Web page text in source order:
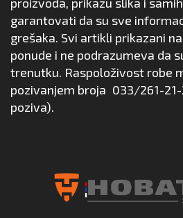
garantovati da su sve
grešaka. Svi artikli prikazani
ponude i ne podrazumeva da
trenutku. Raspoloživost robe
pozivanjem broja 033/261-21-
poziva).